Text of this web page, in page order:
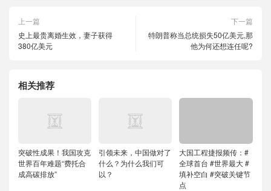
上一篇
史上最贵离婚生效，妻子获得
380亿美元
下一篇
特朗普称当总统损失50亿美元,那
他为何还想连任呢?
相关推荐
突破性成果！我国攻克
世界百年难题“费托合
成高碳排放”
引领未来，中国做对了
什么？为什么我们可
以？
大国工程捷报频传：#
全球首台 #世界最大 #
填补空白 #突破关键节
点